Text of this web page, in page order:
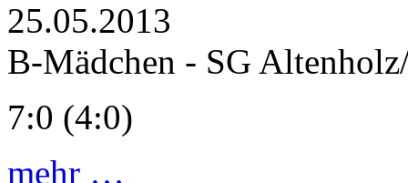
25.05.2013
B-Mädchen - SG
7:0 (4:0)
mehr …